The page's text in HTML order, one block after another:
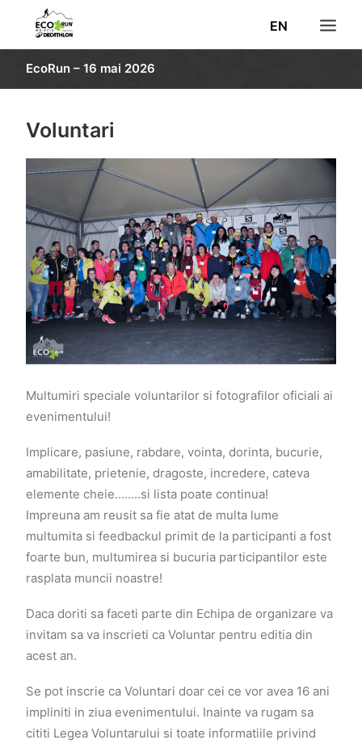
EN
REZULTATE
TRASEU
INFORMATII
POZE
VOLUNTARI
DECATHLON
CAUTĂ
EcoRun – 16 mai 2026
Voluntari
Multumiri speciale voluntarilor si fotografilor oficiali ai
evenimentului!
Implicare, pasiune, rabdare, vointa, dorinta, bucurie,
amabilitate, prietenie, dragoste, incredere, cateva
elemente cheie……..si lista poate continua!
Impreuna am reusit sa fie atat de multa lume
multumita si feedbackul primit de la participanti a fost
foarte bun, multumirea si bucuria participantilor este
rasplata muncii noastre!
Daca doriti sa faceti parte din Echipa de organizare va
invitam sa va inscrieti ca Voluntar pentru editia din
acest an.
Se pot inscrie ca Voluntari doar cei ce vor avea 16 ani
impliniti in ziua evenimentului. Inainte va rugam sa
cititi Legea Voluntarului si toate informatiile privind